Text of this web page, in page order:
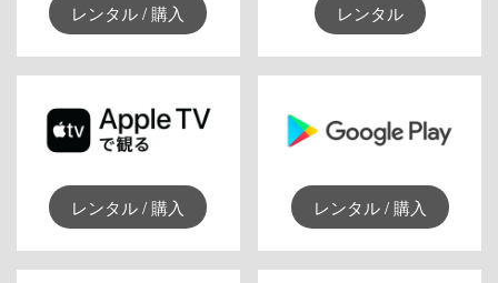
レンタル / 購入 レンタル
レンタル / 購入 レンタル / 購入